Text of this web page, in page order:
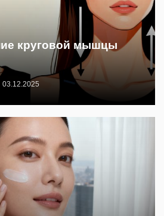
круговой мышцы
03.12.2025